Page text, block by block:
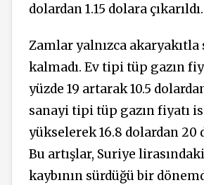
dolardan 1.15 dolara çıkarıldı.
Zamlar yalnızca akaryakıtla
kalmadı. Ev tipi tüp gazın
yüzde 19 artarak 10.5
sanayi tipi tüp gazın fiyatı
yükselerek 16.8 dolardan 20
Bu artışlar, Suriye
kaybının sürdüğü bir